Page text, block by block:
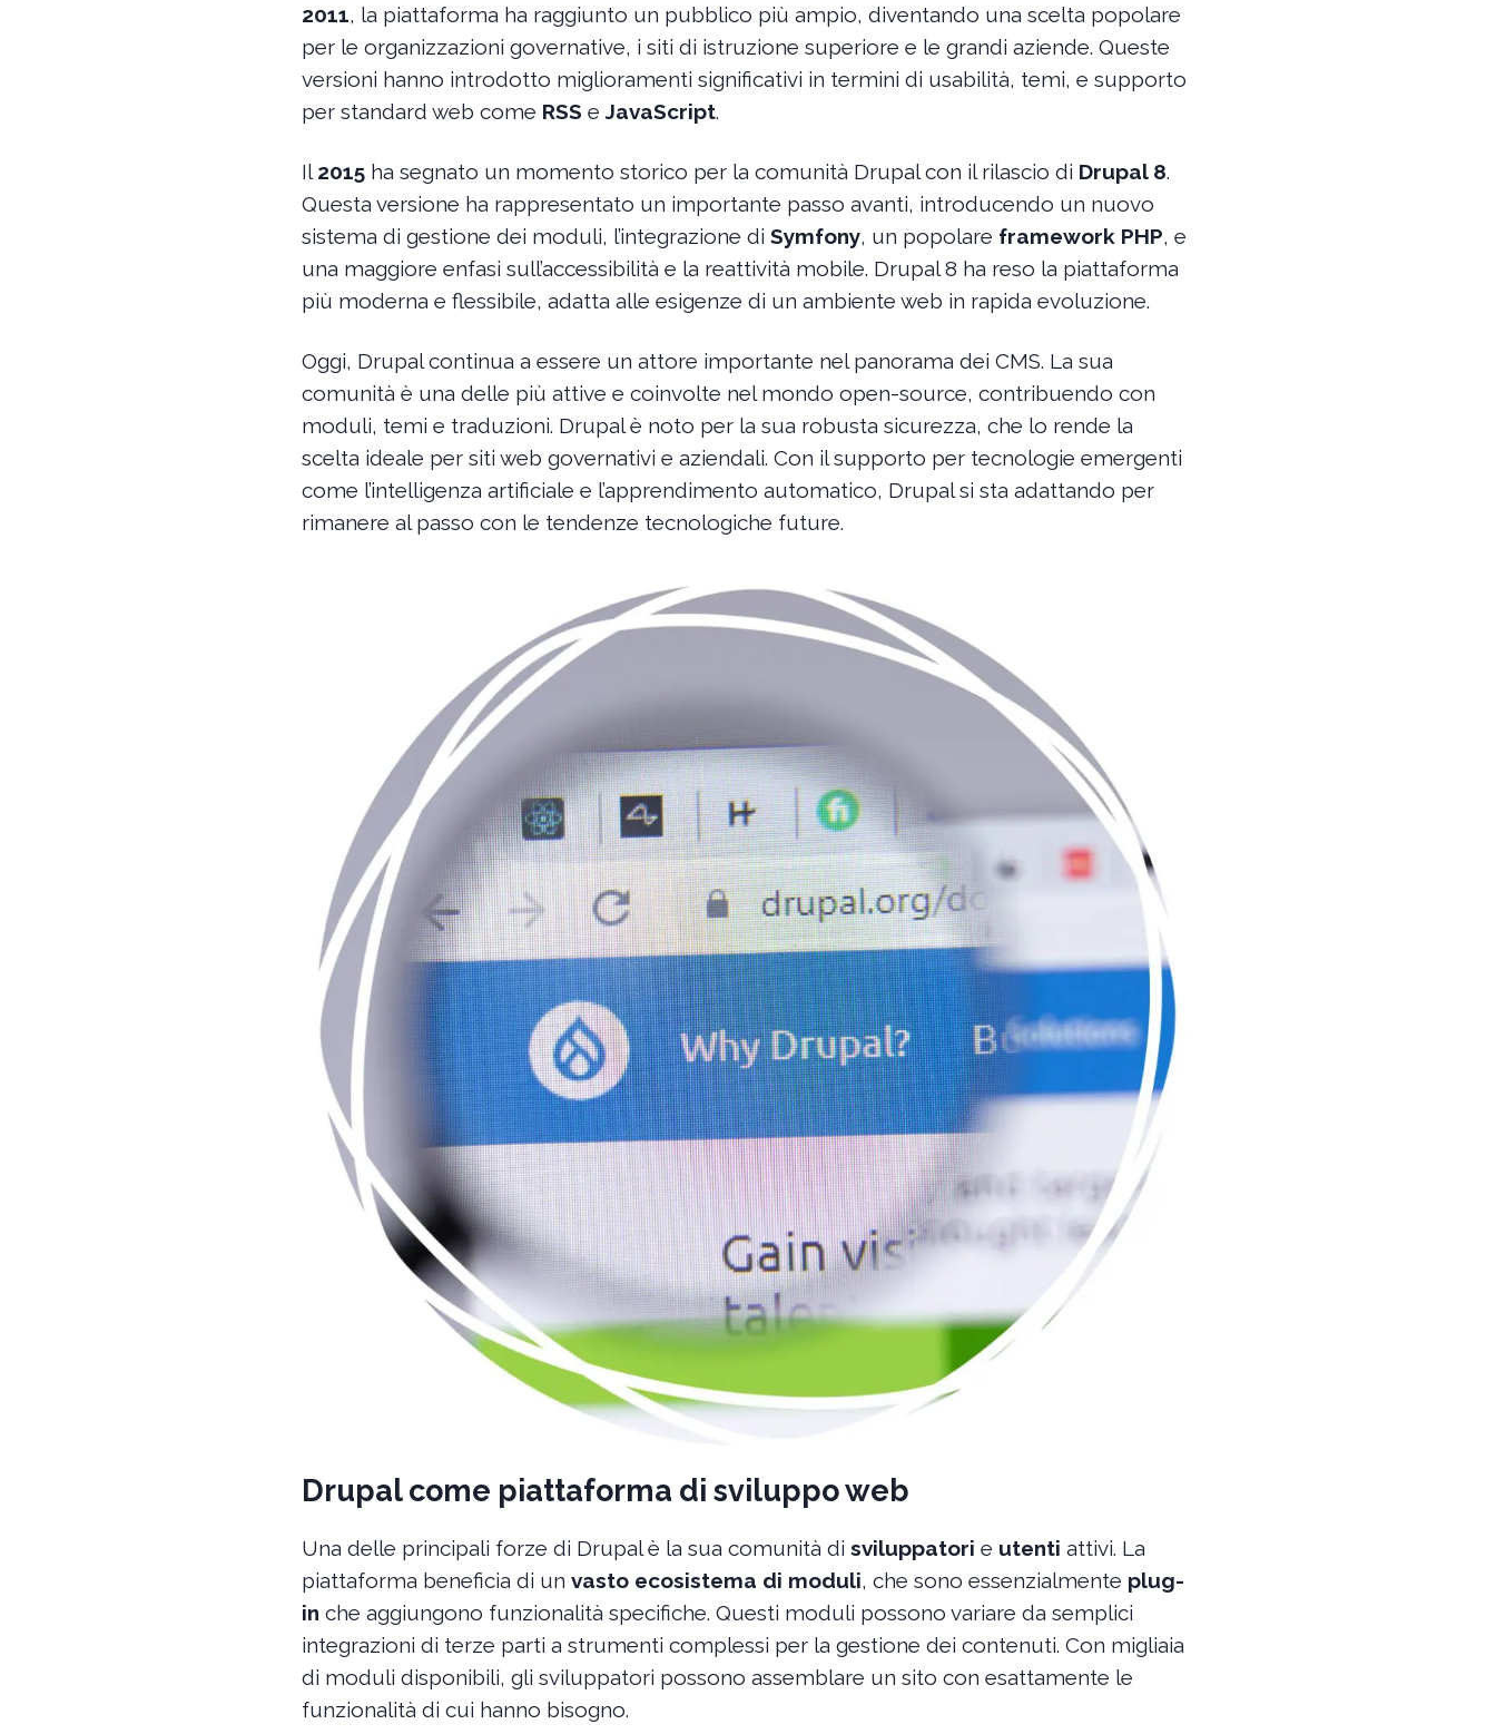
2011, la piattaforma ha raggiunto un pubblico più ampio, diventando una scelta popolare
per le organizzazioni governative, i siti di istruzione superiore e le grandi aziende. Queste
versioni hanno introdotto miglioramenti significativi in termini di usabilità, temi, e supporto
per standard web come RSS eJavaScript.
Il 2015ha segnato un momento storico per la comunità Drupal con il rilascio di Drupal 8.
Questa versione ha rappresentato un importante passo avanti, introducendo un nuovo
sistema di gestione dei moduli, l’integrazione di Symfony, un popolare framework PHP, e
una maggiore enfasi sull’accessibilità e la reattività mobile. Drupal 8 ha reso la piattaforma
più moderna e flessibile, adatta alle esigenze di un ambiente web in rapida evoluzione.
Oggi, Drupal continua a essere un attore importante nel panorama dei CMS. La sua
comunità è una delle più attive e coinvolte nel mondo open-source, contribuendo con
moduli, temi e traduzioni. Drupal è noto per la sua robusta sicurezza, che lo rende la
scelta ideale per siti web governativi e aziendali. Con il supporto per tecnologie emergenti
come l’intelligenza artificiale e l’apprendimento automatico, Drupal si sta adattando per
rimanere al passo con le tendenze tecnologiche future.
Drupal come piattaforma di sviluppo web
Una delle principali forze di Drupal è la sua comunità di sviluppatori e utenti attivi. La
piattaforma beneficia di un vasto ecosistema di moduli, che sono essenzialmente plug-
in che aggiungono funzionalità specifiche. Questi moduli possono variare da semplici
integrazioni di terze parti a strumenti complessi per la gestione dei contenuti. Con migliaia
di moduli disponibili, gli sviluppatori possono assemblare un sito con esattamente le
funzionalità di cui hanno bisogno.